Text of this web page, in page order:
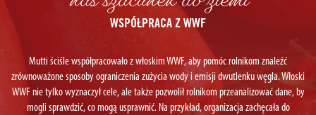
WSPÓŁPRACA Z WWF
Mutti ściśle współpracowało z włoskim WWF, aby pomóc rolnikom znaleźć
zrównoważone sposoby ograniczenia zużycia wody i emisji dwutlenku węgla. Włoski
WWF nie tylko wyznaczył cele, ale także pozwolił rolnikom przeanalizować dane, by
mogli sprawdzić, co mogą usprawnić. Na przykład, organizacja zachęcała do